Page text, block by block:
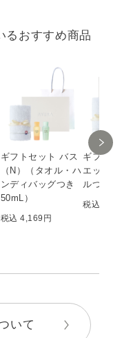
るおすすめ商品
ギフトセット バス
（N）（タオル・ハ
ンディバッグつき
50mL）
税込 4,169円
ギフト
エッセ
ルつき
税込
いて